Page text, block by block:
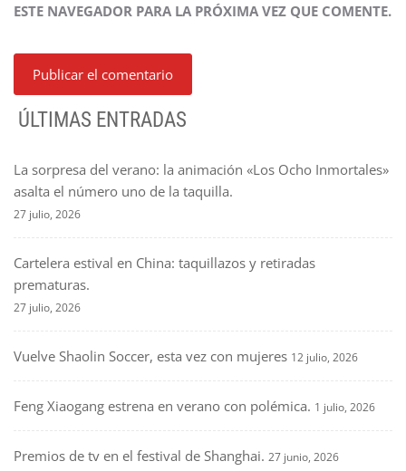
ESTE NAVEGADOR PARA LA PRÓXIMA VEZ QUE COMENTE.
ÚLTIMAS ENTRADAS
La sorpresa del verano: la animación «Los Ocho Inmortales»
asalta el número uno de la taquilla.
27 julio, 2026
Cartelera estival en China: taquillazos y retiradas
prematuras.
27 julio, 2026
Vuelve Shaolin Soccer, esta vez con mujeres 12 julio, 2026
Feng Xiaogang estrena en verano con polémica. 1 julio, 2026
Premios de tv en el festival de Shanghai. 27 junio, 2026